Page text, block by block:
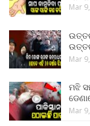
Mar
Mar
ମଝି
Mar